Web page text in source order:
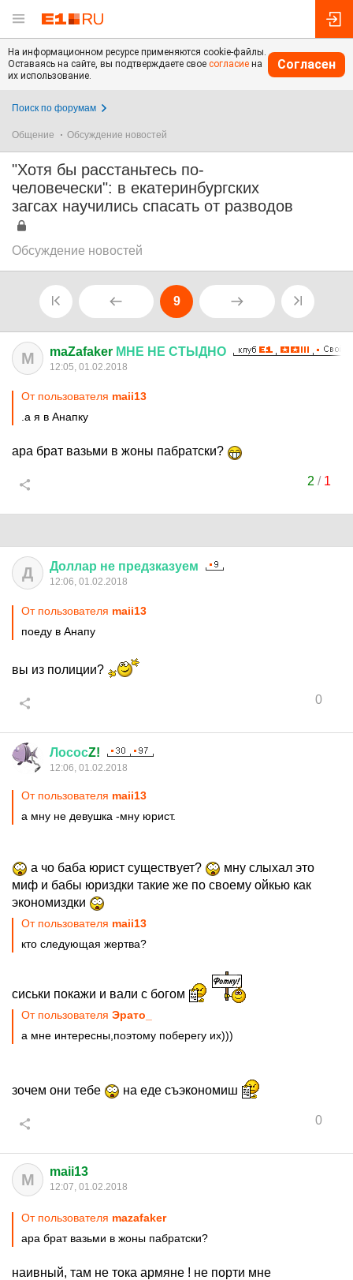
На информационном ресурсе применяются cookie-файлы.
Оставаясь на сайте, вы подтверждаете свое согласие на
их использование.
Согласен
Поиск по форумам
Общение Обсуждение новостей
"Хотя бы расстаньтесь по-
человечески": в екатеринбургских
загсах научились спасать от разводов
Обсуждение новостей
9
M maZafaker МНЕ НЕ СТЫДНО
12:05, 01.02.2018
От пользователя maii13
.а я в Анапку
ара брат вазьми в жоны пабратски?
2 / 1
Д Доллар не предзказуем
12:06, 01.02.2018
От пользователя maii13
поеду в Анапу
вы из полиции?
0
ЛососZ!
12:06, 01.02.2018
От пользователя maii13
а мну не девушка -мну юрист.
а чо баба юрист существует?
мну слыхал это
миф и бабы юриздки такие же по своему ойкью как
экономиздки
От пользователя maii13
кто следующая жертва?
сиськи покажи и вали с богом
От пользователя Эрато_
а мне интересны,поэтому поберегу их)))
зочем они тебе на еде съэкономиш
0
M maii13
12:07, 01.02.2018
От пользователя mazafaker
ара брат вазьми в жоны пабратски?
наивный, там не тока армяне ! не порти мне